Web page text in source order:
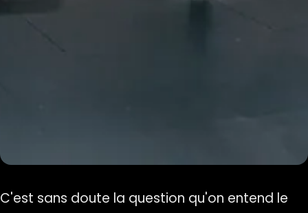
C'est sans doute la question qu'on entend le